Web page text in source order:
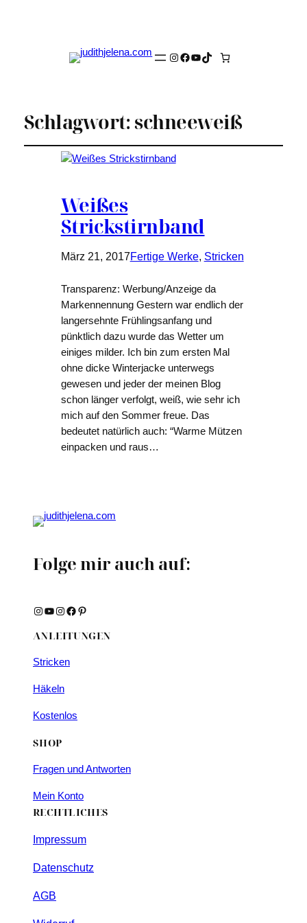
Instagram
Facebook
YouTube
TikTok
Schlagwort:schneeweiß
Weißes
Strickstirnband
März 21, 2017Fertige Werke, Stricken
Transparenz: Werbung/Anzeige da
Markennennung Gestern war endlich der
langersehnte Frühlingsanfang und
pünktlich dazu wurde das Wetter um
einiges milder. Ich bin zum ersten Mal
ohne dicke Winterjacke unterwegs
gewesen und jeder der meinen Blog
schon länger verfolgt, weiß, wie sehr ich
mich auf den Sommer freue. Das
bedeutet natürlich auch: “Warme Mützen
einpacken und raus…
Folge mir auch auf:
Instagram YouTube Instagram Facebook Pinterest
ANLEITUNGEN
Stricken
Häkeln
Kostenlos
SHOP
Fragen und Antworten
Mein Konto
RECHTLICHES
Impressum
Datenschutz
AGB